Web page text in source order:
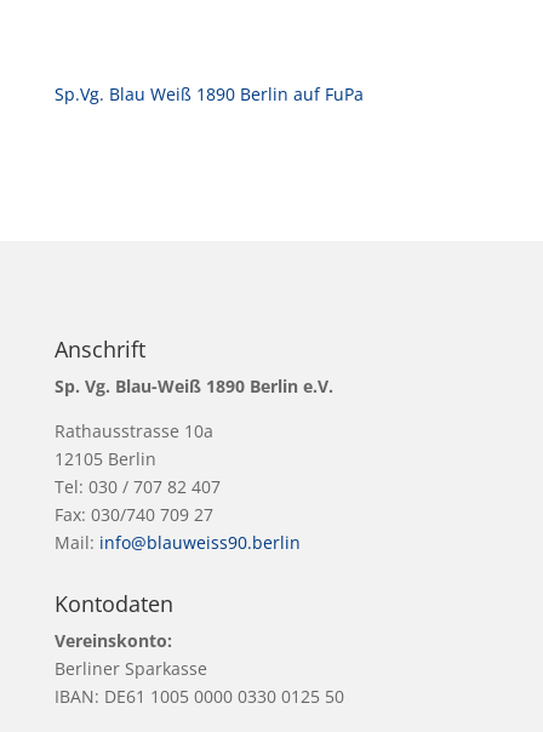
Sp.Vg. Blau Weiß 1890 Berlin auf FuPa
Anschrift
Sp. Vg. Blau-Weiß 1890 Berlin e.V.
Rathausstrasse 10a
12105 Berlin
Tel: 030 / 707 82 407
Fax: 030/740 709 27
Mail: info@blauweiss90.berlin
Kontodaten
Vereinskonto:
Berliner Sparkasse
IBAN: DE61 1005 0000 0330 0125 50